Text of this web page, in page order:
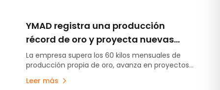
YMAD registra una producción
récord de oro y proyecta nuevas
inversiones en exploración y energía
La empresa supera los 60 kilos mensuales de
producción propia de oro, avanza en proyectos
exploratorios y analiza iniciativas energéticas
para fortalecer su desarrollo futuro.
Leer más